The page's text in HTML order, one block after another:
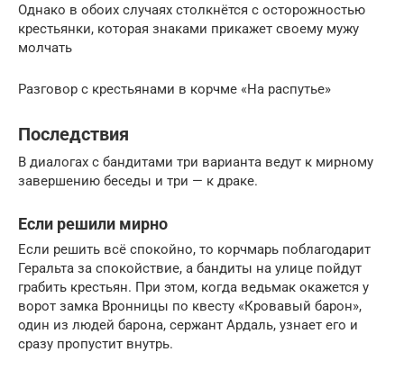
Однако в обоих случаях столкнётся с осторожностью
крестьянки, которая знаками прикажет своему мужу
молчать
Разговор с крестьянами в корчме «На распутье»
Последствия
В диалогах с бандитами три варианта ведут к мирному
завершению беседы и три — к драке.
Если решили мирно
Если решить всё спокойно, то корчмарь поблагодарит
Геральта за спокойствие, а бандиты на улице пойдут
грабить крестьян. При этом, когда ведьмак окажется у
ворот замка Вронницы по квесту «Кровавый барон»,
один из людей барона, сержант Ардаль, узнает его и
сразу пропустит внутрь.